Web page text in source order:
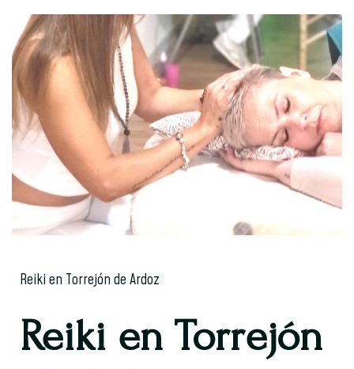
Reiki en Torrejón de Ardoz
Reiki en Torrejón